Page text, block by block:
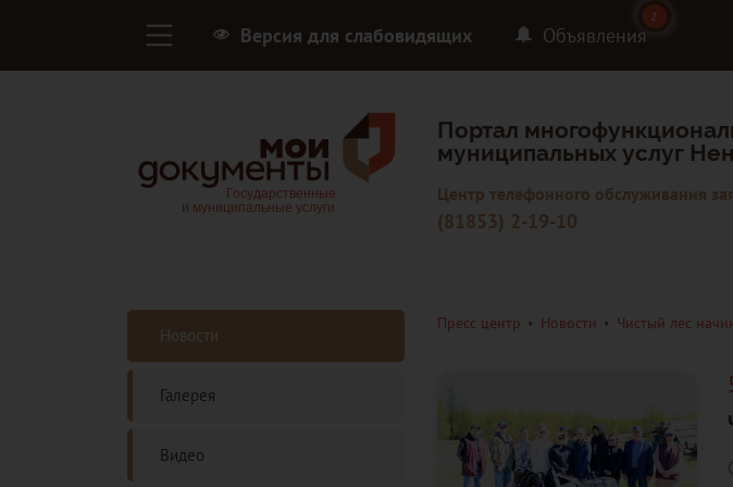
Версия для слабовидящих Объявления
1
1
Портал
муниципальных услуг
Центр телефонного обслуживания
(81853) 2-19-10
Новости
Галерея
Видео
Пресс центр Новости Чистый лес